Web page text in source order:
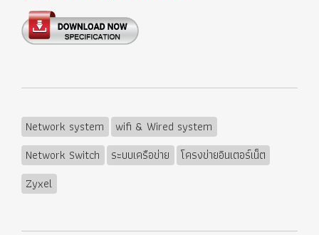
Network system
wifi & Wired system
Network Switch
ระบบเครือข่าย
โครงข่ายอินเตอร์เน็ต
Zyxel